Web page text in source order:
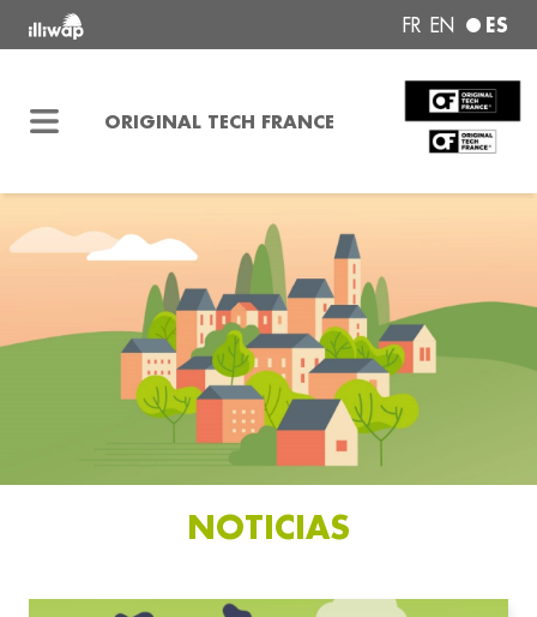
FR EN ES
ORIGINAL TECH FRANCE
NOTICIAS